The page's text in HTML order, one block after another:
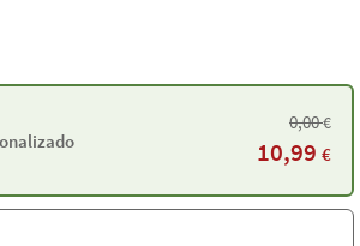
0,00€
10,99 €